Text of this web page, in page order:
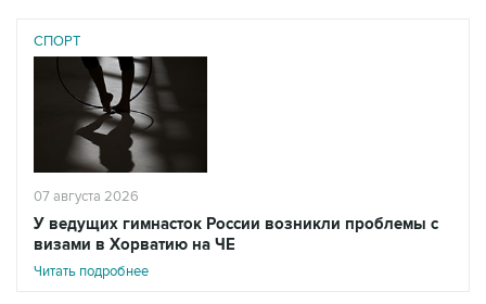
СПОРТ
07 августа 2026
У ведущих гимнасток России возникли проблемы с
визами в Хорватию на ЧЕ
Читать подробнее